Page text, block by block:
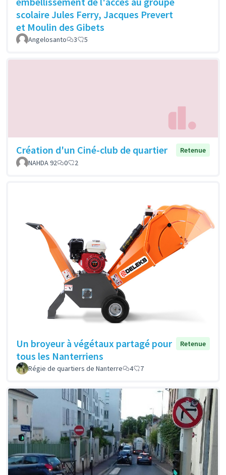
scolaire Jules Ferry, Jacques Prevert
et Moulin des Gibets
Angelosanto 3 5
Création d'un Ciné-club de quartier
Retenue
NAHDA 92
0 2
Un broyeur à végétaux partagé pour
tous les Nanterriens
Retenue
Régie de quartiers de Nanterre 4 7